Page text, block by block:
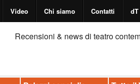
Video Chi siamo Contatti
Recensioni & news di teatro